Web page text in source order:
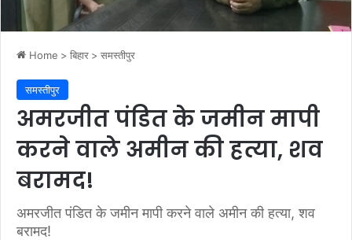
Home > बिहार > समस्तीपुर
समस्तीपुर
अमरजीत पंडित के जमीन मापी
करने वाले अमीन की हत्या, शव
बरामद!
अमरजीत पंडित के जमीन मापी करने वाले अमीन की हत्या, शव
बरामद!